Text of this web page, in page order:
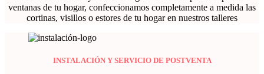
ventanas de tu hogar, confeccionamos completamente a medida las
cortinas, visillos o estores de tu hogar en nuestros talleres
INSTALACIÓN Y SERVICIO DE POSTVENTA